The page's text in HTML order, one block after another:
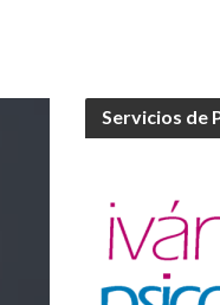
Servicios de